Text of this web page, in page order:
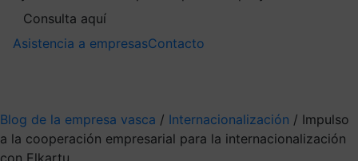
Consulta aquí
Asistencia a empresasContacto
Blog de la empresa vasca / Internacionalización / Impulso
a la cooperación empresarial para la internacionalización
con Elkartu